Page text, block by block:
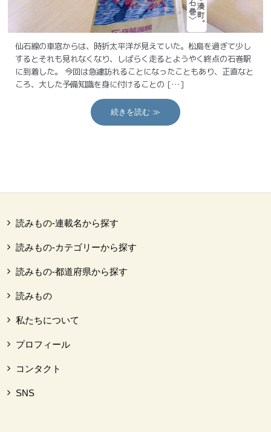
仙石線の車窓からは、時折太平洋が見えていた。松島を過ぎて少し
するとそれも見れなくなり、しばらく走るとようやく終点の石巻駅
に到着した。 今回は急遽訪れることになったこともあり、正直なと
ころ、大した予備知識を身に付けることの […]
続きを読む ≫
読みもの-連載名から探す
読みもの-カテゴリーから探す
読みもの-都道府県から探す
読みもの
私たちについて
プロフィール
コンタクト
SNS